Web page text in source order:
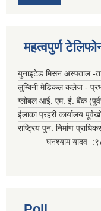
महत्वपुर्ण
युनाइटेड मिसन अस्पताल
लुम्बिनी मेडिकल कलेज -
ग्लोबल आई. एम. ई. बैंक
ईलाका प्रहरी कार्यालय
राष्ट्रिय पुन: निर्माण
घनश्याम यादव